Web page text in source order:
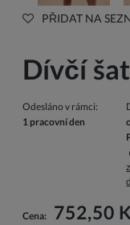
PŘIDAT NA
Dívčí
Odesláno v rámci:
1 pracovní den
Cena nezahrnuje
Cena: 752,50